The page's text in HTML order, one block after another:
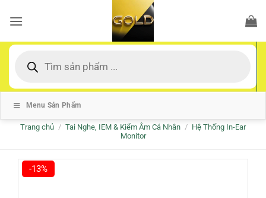
qua
dung
kiếm
Menu Sản Phẩm
Trang chủ / Tai Nghe, IEM & Kiểm Âm Cá Nhân / Hệ Thống In-Ear
Monitor
-13%